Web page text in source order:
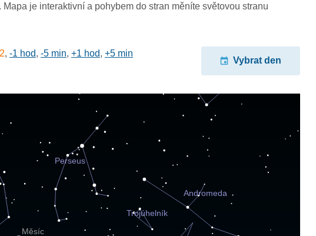
je interaktivní a pohybem do stran měníte světovou stranu
,-1 hod,-5 min,+1 hod,+5 min
Vybrat den